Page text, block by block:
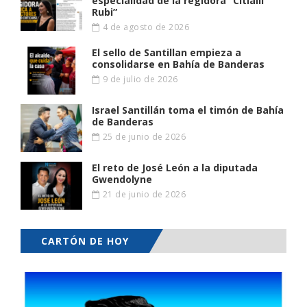
Rubi”
4 de agosto de 2026
El sello de Santillan empieza a
consolidarse en Bahía de Banderas
9 de julio de 2026
Israel Santillán toma el timón de Bahía
de Banderas
25 de junio de 2026
El reto de José León a la diputada
Gwendolyne
21 de junio de 2026
CARTÓN DE HOY